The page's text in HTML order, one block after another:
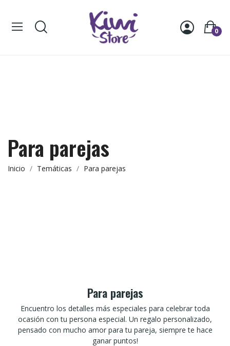
0
Para parejas
Inicio Temáticas Para parejas
Para parejas
Encuentro los detalles más especiales para celebrar toda
ocasión con tu persona especial. Un regalo personalizado,
pensado con mucho amor para tu pareja, siempre te hace
ganar puntos!